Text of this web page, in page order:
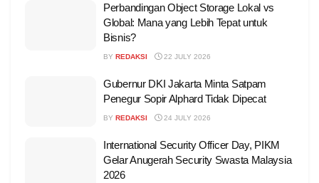
Perbandingan Object Storage Lokal vs
Global: Mana yang Lebih Tepat untuk
Bisnis?
BY REDAKSI 22 JULY 2026
Gubernur DKI Jakarta Minta Satpam
Penegur Sopir Alphard Tidak Dipecat
BY REDAKSI 24 JULY 2026
International Security Officer Day, PIKM
Gelar Anugerah Security Swasta Malaysia
2026